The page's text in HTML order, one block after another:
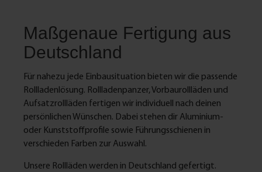
Maßgenaue Fertigung aus
Deutschland
Für nahezu jede Einbausituation bieten wir die passende
Rollladenlösung. Rollladenpanzer, Vorbaurollläden und
Aufsatzrollläden fertigen wir individuell nach deinen
persönlichen Wünschen. Dabei stehen dir Aluminium-
oder Kunststoffprofile sowie Führungsschienen in
verschieden Farben zur Auswahl.
Unsere Rollläden werden in Deutschland gefertigt.